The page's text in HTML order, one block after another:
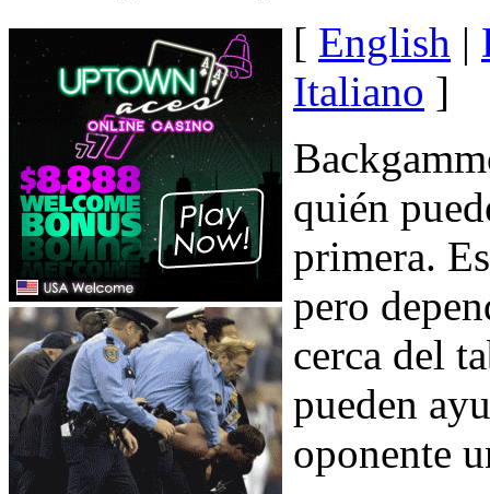
[ English |
Italiano ]
quién
primera.
pero
cerca del
pueden
oponente